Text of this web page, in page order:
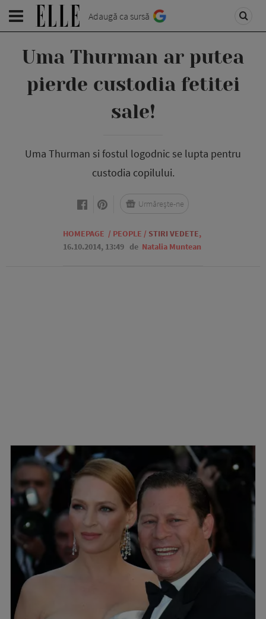
Adaugă ca sursă
Uma Thurman ar putea
pierde custodia fetitei
sale!
Uma Thurman si fostul logodnic se lupta pentru
custodia copilului.
HOMEPAGE / PEOPLE / STIRI VEDETE,
16.10.2014, 13:49 de Natalia Muntean
Urmărește-ne